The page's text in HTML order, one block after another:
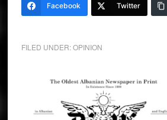
Facebook Twitter
FILED UNDER:OPINION